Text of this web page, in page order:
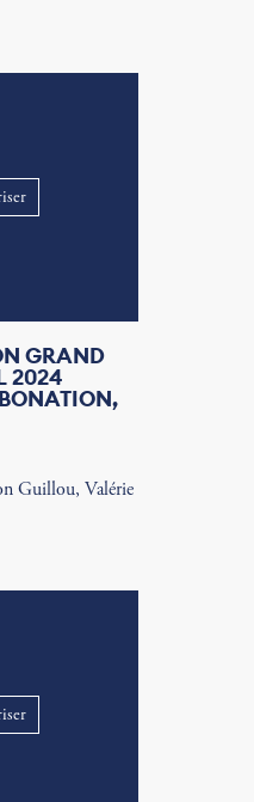
GRAND
2024
Guillou, Valérie